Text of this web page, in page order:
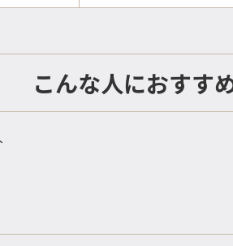
こんな人におすす